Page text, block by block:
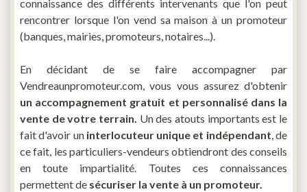
connaissance des différents intervenants que l'on peut
rencontrer lorsque l'on vend sa maison à un promoteur
(banques, mairies, promoteurs, notaires...).
En décidant de se faire accompagner par
Vendreaunpromoteur.com, vous vous assurez d'obtenir
un accompagnement gratuit et personnalisé dans la
vente de votre terrain. Un des atouts importants est le
fait d'avoir un interlocuteur unique et indépendant, de
ce fait, les particuliers-vendeurs obtiendront des conseils
en toute impartialité. Toutes ces connaissances
permettent de sécuriser la vente à un promoteur.